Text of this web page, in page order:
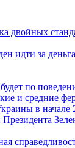
идти за
по
и средние
в начале